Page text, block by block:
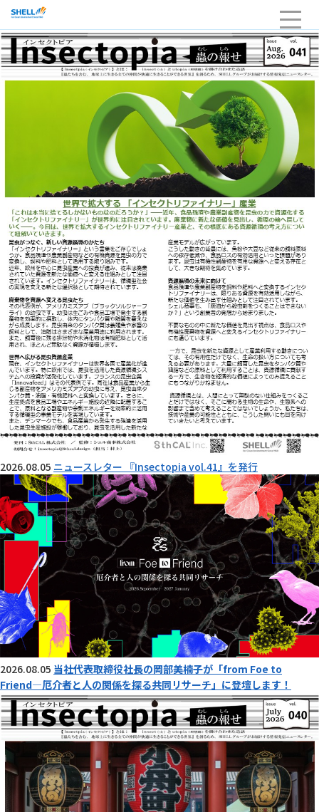
HOME
当社の強み・品質
サービスライン
採用
お問い合わせ
2026.08.05 ニュースレター 『Insectopia vol.41』を発行
2026.08.05 当社代表取締役社長の岡部美楠子が「from Foe to
Friend―厄介者と人の関係を探る共同リサーチ」に登壇します！